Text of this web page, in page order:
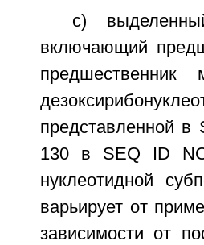
c)
включающий
предшественник
представленной в
130 в SEQ ID
нуклеотидной
варьирует от
зависимости от